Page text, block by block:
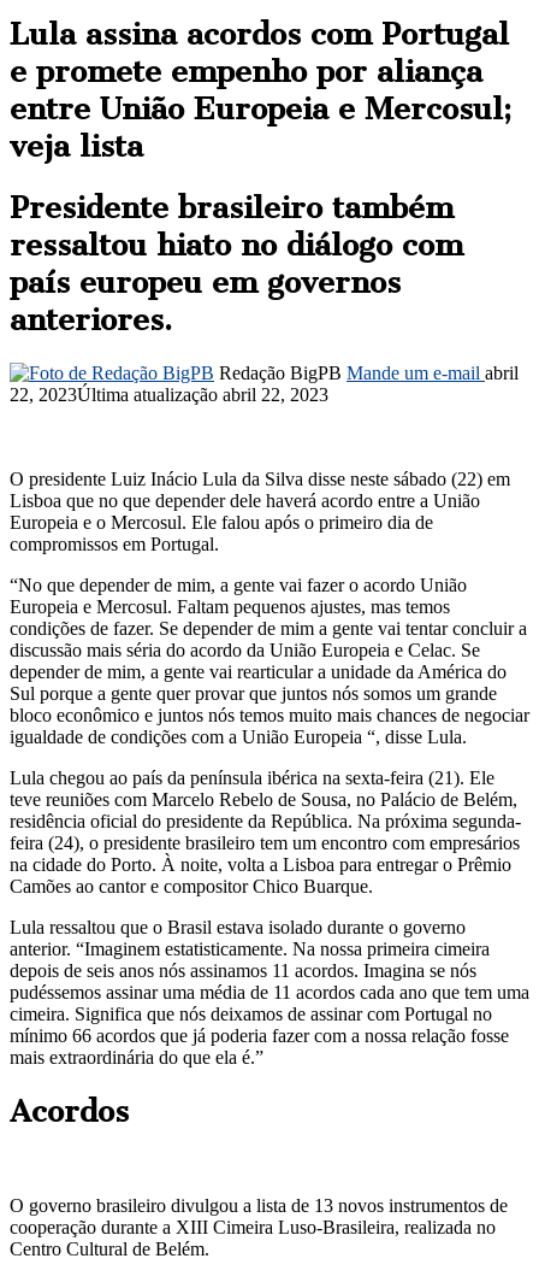
Lula assina acordos com Portugal
e promete empenho por aliança
entre União Europeia e Mercosul;
veja lista
Presidente brasileiro também
ressaltou hiato no diálogo com
país europeu em governos
anteriores.
Redação BigPB Mande um e-mail abril
22, 2023Última atualização abril 22, 2023
O presidente Luiz Inácio Lula da Silva disse neste sábado (22) em
Lisboa que no que depender dele haverá acordo entre a União
Europeia e o Mercosul. Ele falou após o primeiro dia de
compromissos em Portugal.
“No que depender de mim, a gente vai fazer o acordo União
Europeia e Mercosul. Faltam pequenos ajustes, mas temos
condições de fazer. Se depender de mim a gente vai tentar concluir a
discussão mais séria do acordo da União Europeia e Celac. Se
depender de mim, a gente vai rearticular a unidade da América do
Sul porque a gente quer provar que juntos nós somos um grande
bloco econômico e juntos nós temos muito mais chances de negociar
igualdade de condições com a União Europeia “, disse Lula.
Lula chegou ao país da península ibérica na sexta-feira (21). Ele
teve reuniões com Marcelo Rebelo de Sousa, no Palácio de Belém,
residência oficial do presidente da República. Na próxima segunda-
feira (24), o presidente brasileiro tem um encontro com empresários
na cidade do Porto. À noite, volta a Lisboa para entregar o Prêmio
Camões ao cantor e compositor Chico Buarque.
Lula ressaltou que o Brasil estava isolado durante o governo
anterior. “Imaginem estatisticamente. Na nossa primeira cimeira
depois de seis anos nós assinamos 11 acordos. Imagina se nós
pudéssemos assinar uma média de 11 acordos cada ano que tem uma
cimeira. Significa que nós deixamos de assinar com Portugal no
mínimo 66 acordos que já poderia fazer com a nossa relação fosse
mais extraordinária do que ela é.”
Acordos
O governo brasileiro divulgou a lista de 13 novos instrumentos de
cooperação durante a XIII Cimeira Luso-Brasileira, realizada no
Centro Cultural de Belém.